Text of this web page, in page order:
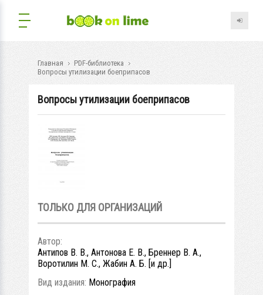
Главная
PDF-библиотека
Вопросы утилизации боеприпасов
Вопросы утилизации боеприпасов
ТОЛЬКО ДЛЯ ОРГАНИЗАЦИЙ
Автор:
Антипов В. В., Антонова Е. В., Бреннер В. А.,
Воротилин М. С., Жабин А. Б. [и др.]
Вид издания: Монография